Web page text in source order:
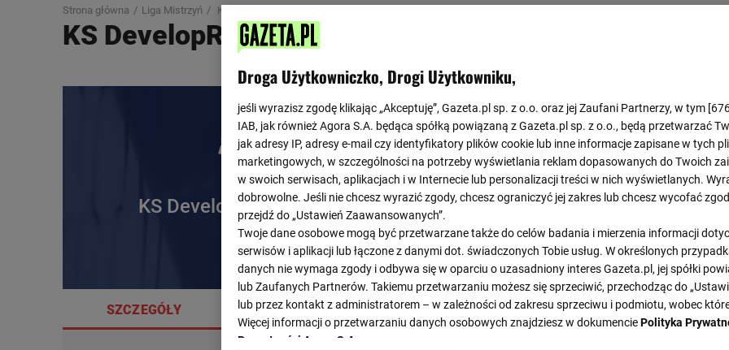
Strona główna Liga Mistrzyń KS Developres Rzeszow-Imoco Volley Conegliano
KS DevelopRes Rzeszów - Imoco Volley Conegliano
KS DevelopRes Rzeszów
Koniec
0 : 3
SZCZEGÓŁY SKŁADY STATYSTYKI TERMINARZ
Droga Użytkowniczko, Drogi Użytkowniku,
jeśli wyrazisz zgodę klikając „Akceptuję”, Gazeta.pl sp. z o.o. oraz jej Zaufani Partnerzy, w tym [
IAB, jak również Agora S.A. będąca spółką powiązaną z Gazeta.pl sp. z o.o., będą przetwarzać
jak adresy IP, adresy e-mail czy identyfikatory plików cookie lub inne informacje zapisane w tych
marketingowych, w szczególności na potrzeby wyświetlania reklam dopasowanych do Twoich
w swoich serwisach, aplikacjach i w Internecie lub personalizacji treści w nich wyświetlanych.
dobrowolne. Jeśli nie chcesz wyrazić zgody, chcesz ograniczyć jej zakres lub chcesz wycofać
przejdź do „Ustawień Zaawansowanych”.
Twoje dane osobowe mogą być przetwarzane także do celów badania i mierzenia informacji
serwisów i aplikacji lub łączone z danymi dot. świadczonych Tobie usług. W określonych
danych nie wymaga zgody i odbywa się w oparciu o uzasadniony interes Gazeta.pl, jej spółki
lub Zaufanych Partnerów. Takiemu przetwarzaniu możesz się sprzeciwić, przechodząc do
lub przez kontakt z administratorem – w zależności od zakresu sprzeciwu i podmiotu, wobec
Więcej informacji o przetwarzaniu danych osobowych znajdziesz w dokumenciePolityka
Prywatności Agora S.A.